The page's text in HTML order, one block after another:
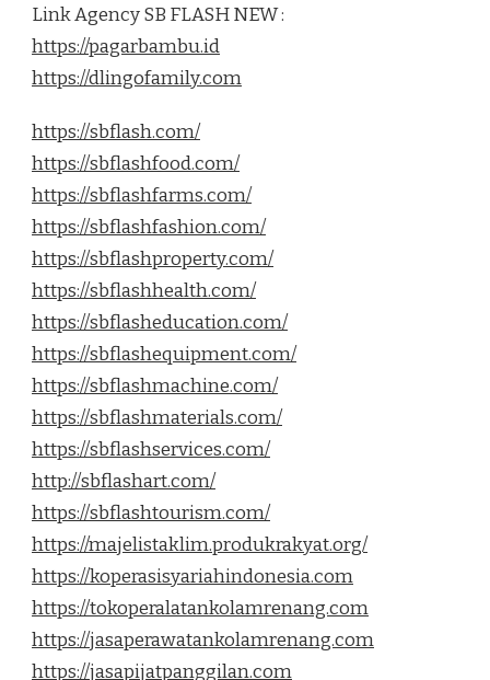
Link Agency SB FLASH NEW :
https://pagarbambu.id
https://dlingofamily.com
https://sbflash.com/
https://sbflashfood.com/
https://sbflashfarms.com/
https://sbflashfashion.com/
https://sbflashproperty.com/
https://sbflashhealth.com/
https://sbflasheducation.com/
https://sbflashequipment.com/
https://sbflashmachine.com/
https://sbflashmaterials.com/
https://sbflashservices.com/
http://sbflashart.com/
https://sbflashtourism.com/
https://majelistaklim.produkrakyat.org/
https://koperasisyariahindonesia.com
https://tokoperalatankolamrenang.com
https://jasaperawatankolamrenang.com
https://jasapijatpanggilan.com